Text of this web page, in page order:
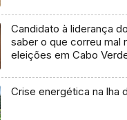
Candidato à liderança
saber o que correu mal
eleições em Cabo
Crise energética na lha